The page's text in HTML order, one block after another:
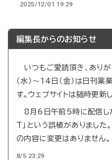
2025/12/01 19:29
編集長からのお知らせ
いつもご愛読頂き、あり
（水）～14日（金）は日刊
す。ウェブサイトは随時更新し
8月6日午前5時に配信し
T」という誤植がありました
の内容に変更はありません。
8/5 23:29